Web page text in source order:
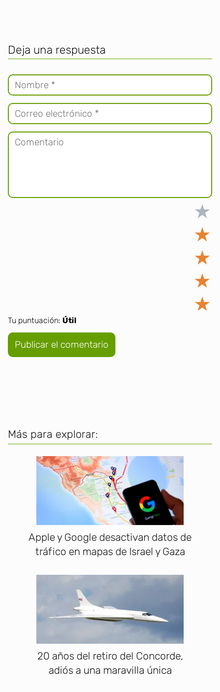
Deja una respuesta
★
★
★
★
★
Tu puntuación: Útil
Más para explorar:
Apple y Google desactivan datos de
tráfico en mapas de Israel y Gaza
20 años del retiro del Concorde,
adiós a una maravilla única